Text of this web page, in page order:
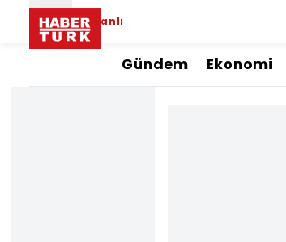
Canlı
Gündem Ekonomi